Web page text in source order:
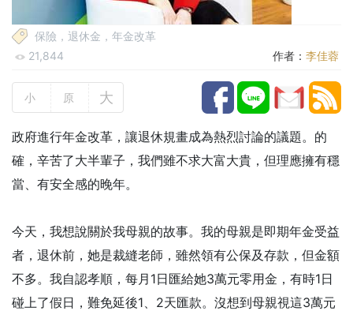
保險，退休金，年金改革
21,844
作者： 李佳蓉
小 原 大
政府進行年金改革，讓退休規畫成為熱烈討論的議題。的
確，辛苦了大半輩子，我們雖不求大富大貴，但理應擁有穩
當、有安全感的晚年。
今天，我想說關於我母親的故事。我的母親是即期年金受益
者，退休前，她是裁縫老師，雖然領有公保及存款，但金額
不多。我自認孝順，每月1日匯給她3萬元零用金，有時1日
碰上了假日，難免延後1、2天匯款。沒想到母親視這3萬元